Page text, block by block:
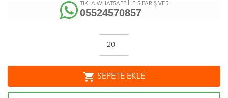
TIKLA WHATSAPP İLE SİPARİŞ VER
05524570857
shopping_cart SEPETE EKLE